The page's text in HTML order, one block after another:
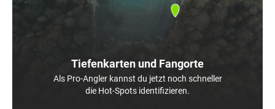
Tiefenkarten und Fangorte
Als Pro-Angler kannst du jetzt noch schneller
die Hot-Spots identifizieren.